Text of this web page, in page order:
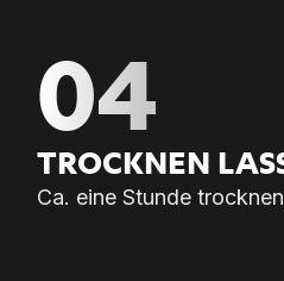
04
TROCK­NEN
Ca. eine Stunde